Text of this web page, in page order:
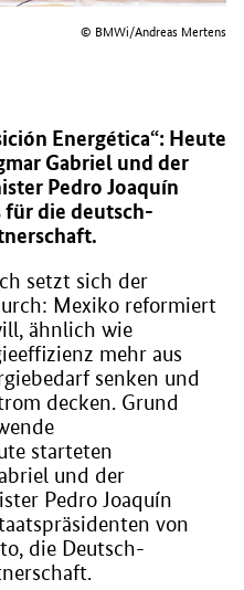
© BMWi/Andreas Mertens
Energética“: Heute
Gabriel und der
Pedro Joaquín
für die deutsch-
setzt sich der
Mexiko reformiert
ähnlich wie
mehr aus
senken und
decken. Grund
starteten
und der
Pedro Joaquín
von
die Deutsch-